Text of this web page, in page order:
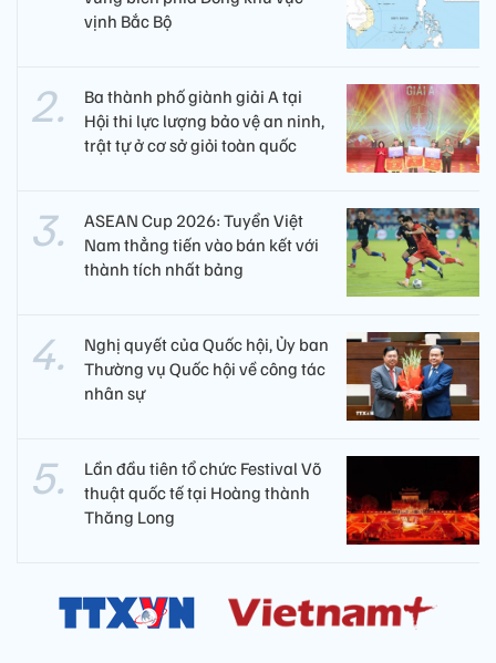
vịnh Bắc Bộ
Ba thành phố giành giải A tại
Hội thi lực lượng bảo vệ an ninh,
trật tự ở cơ sở giỏi toàn quốc
ASEAN Cup 2026: Tuyển Việt
Nam thẳng tiến vào bán kết với
thành tích nhất bảng
Nghị quyết của Quốc hội, Ủy ban
Thường vụ Quốc hội về công tác
nhân sự
Lần đầu tiên tổ chức Festival Võ
thuật quốc tế tại Hoàng thành
Thăng Long